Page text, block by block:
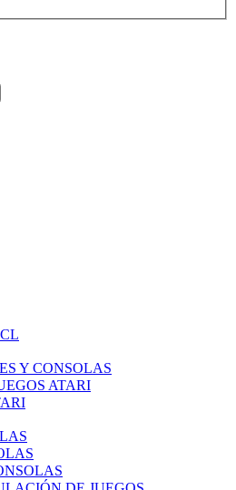
Y CONSOLAS
ATARI